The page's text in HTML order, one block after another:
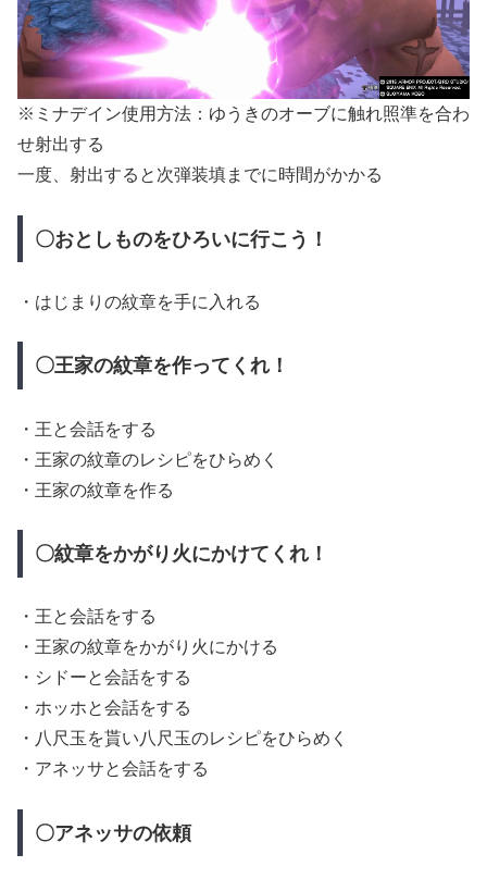
※ミナデイン使用方法：ゆうきのオーブに触れ照準を合わ
せ射出する
一度、射出すると次弾装填までに時間がかかる
〇おとしものをひろいに行こう！
・はじまりの紋章を手に入れる
〇王家の紋章を作ってくれ！
・王と会話をする
・王家の紋章のレシピをひらめく
・王家の紋章を作る
〇紋章をかがり火にかけてくれ！
・王と会話をする
・王家の紋章をかがり火にかける
・シドーと会話をする
・ホッホと会話をする
・八尺玉を貰い八尺玉のレシピをひらめく
・アネッサと会話をする
〇アネッサの依頼